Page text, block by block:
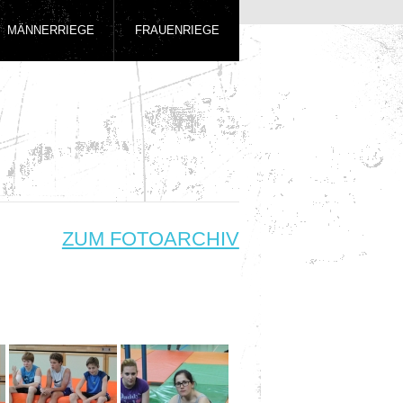
MÄNNERRIEGE FRAUENRIEGE
ZUM FOTOARCHIV